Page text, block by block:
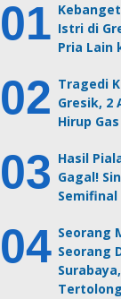
Istri di
Pria Lain
Tragedi
Gresik, 2
Hirup
Hasil
Gagal!
Semifinal
Seorang
Seorang
Tertolong